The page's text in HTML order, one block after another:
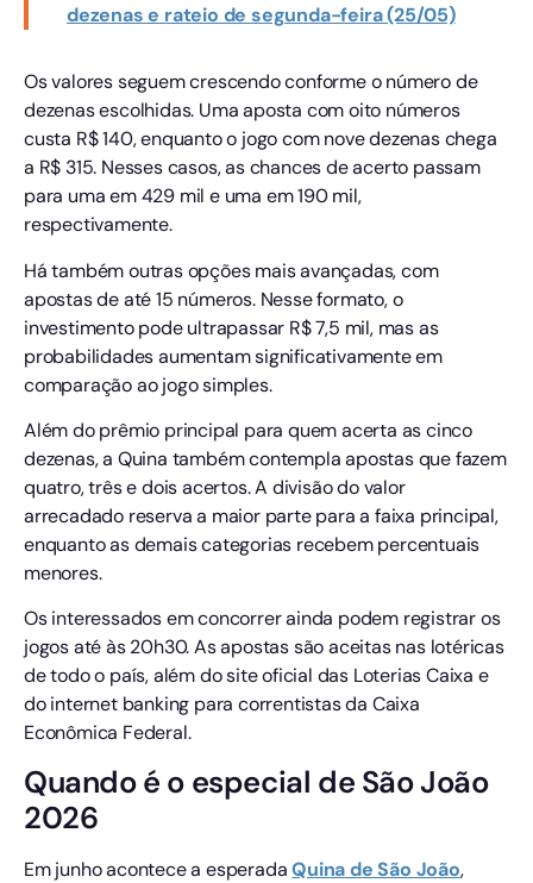
dezenas e rateio de segunda-feira (25/05)
Os valores seguem crescendo conforme o número de
dezenas escolhidas. Uma aposta com oito números
custa R$ 140, enquanto o jogo com nove dezenas chega
a R$ 315. Nesses casos, as chances de acerto passam
para uma em 429 mil e uma em 190 mil,
respectivamente.
Há também outras opções mais avançadas, com
apostas de até 15 números. Nesse formato, o
investimento pode ultrapassar R$ 7,5 mil, mas as
probabilidades aumentam significativamente em
comparação ao jogo simples.
Além do prêmio principal para quem acerta as cinco
dezenas, a Quina também contempla apostas que fazem
quatro, três e dois acertos. A divisão do valor
arrecadado reserva a maior parte para a faixa principal,
enquanto as demais categorias recebem percentuais
menores.
Os interessados em concorrer ainda podem registrar os
jogos até às 20h30. As apostas são aceitas nas lotéricas
de todo o país, além do site oficial das Loterias Caixa e
do internet banking para correntistas da Caixa
Econômica Federal.
Quando é o especial de São João
2026
Em junho acontece a esperadaQuina de São João,